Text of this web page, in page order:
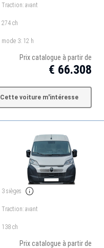
Traction: avant
274 ch
mode 3: 12 h
Prix catalogue à partir de
€ 66.308
Cette voiture m'intéresse
3 sièges
Traction: avant
138 ch
Prix catalogue à partir de